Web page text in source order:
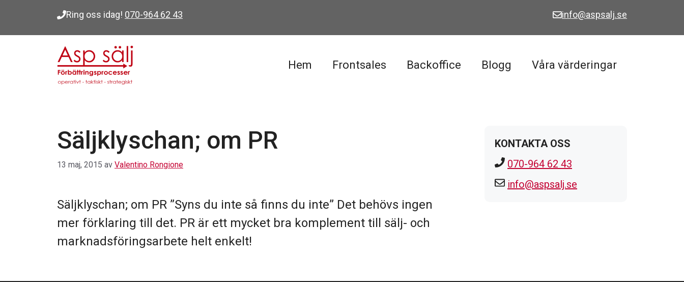
info@aspsalj.se
Ring oss idag! 070-964 62 43
Hem Frontsales Backoffice Blogg Våra värderingar
Säljklyschan; om PR
13 maj, 2015 av Valentino Rongione
Säljklyschan; om PR ”Syns du inte så finns du inte” Det behövs ingen
mer förklaring till det. PR är ett mycket bra komplement till sälj- och
marknadsföringsarbete helt enkelt!
KONTAKTA OSS
070-964 62 43
info@aspsalj.se